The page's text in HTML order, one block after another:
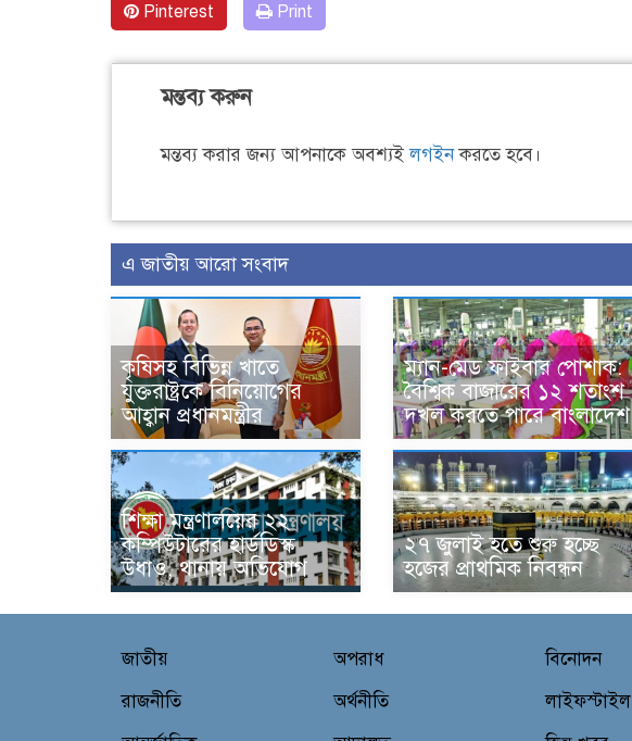
Pinterest Print
মন্তব্য করুন
মন্তব্য করার জন্য আপনাকে অবশ্যইলগইনকরতে হবে।
এ জাতীয় আরো সংবাদ
কৃষিসহ বিভিন্ন খাতে
যুক্তরাষ্ট্রকে বিনিয়োগের
আহ্বান প্রধানমন্ত্রীর
ম্যান-মেড ফাইবার পোশাক:
বৈশ্বিক বাজারের ১২ শতাংশ
দখল করতে পারে বাংলাদেশ
শিক্ষা মন্ত্রণালয়ের ২২
কম্পিউটারের হার্ডডিস্ক
উধাও, থানায় অভিযোগ
২৭ জুলাই হতে শুরু হচ্ছে
হজের প্রাথমিক নিবন্ধন
জাতীয়
রাজনীতি
অপরাধ
অর্থনীতি
বিনোদন
লাইফস্টাইল